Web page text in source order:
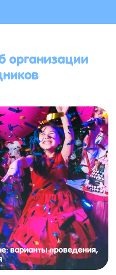
организации
варианты проведения,